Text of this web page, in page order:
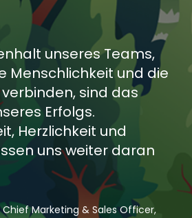
unseres Teams,
Menschlichkeit und die
sind das
Erfolgs.
Herzlichkeit und
uns weiter daran
Chief Marketing & Sales Officer,